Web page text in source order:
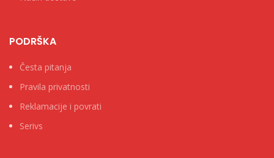
PODRŠKA
Česta pitanja
Pravila privatnosti
Reklamacije i povrati
Serivs